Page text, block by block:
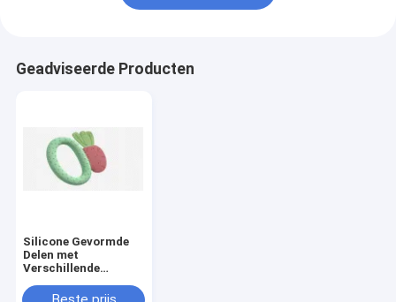
Geadviseerde Producten
Silicone Gevormde
Delen met
Verschillende
Silicone Rubberdelen